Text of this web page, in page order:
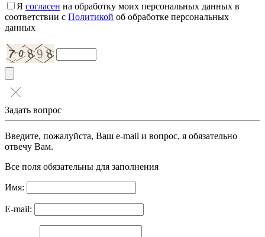
Я согласен на обработку моих персональных данных в
соответствии с Политикой об обработке персональных
данных
Задать вопрос
Введите, пожалуйста, Ваш e-mail и вопрос, я обязательно
отвечу Вам.
Все поля обязательны для заполнения
Имя:
E-mail: